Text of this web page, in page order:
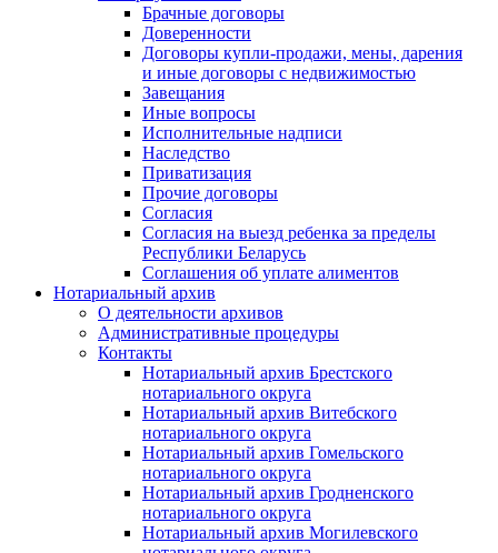
Брачные договоры
Доверенности
Договоры купли-продажи, мены, дарения
и иные договоры с недвижимостью
Завещания
Иные вопросы
Исполнительные надписи
Наследство
Приватизация
Прочие договоры
Согласия
Согласия на выезд ребенка за пределы
Республики Беларусь
Соглашения об уплате алиментов
Нотариальный архив
О деятельности архивов
Административные процедуры
Контакты
Нотариальный архив Брестского
нотариального округа
Нотариальный архив Витебского
нотариального округа
Нотариальный архив Гомельского
нотариального округа
Нотариальный архив Гродненского
нотариального округа
Нотариальный архив Могилевского